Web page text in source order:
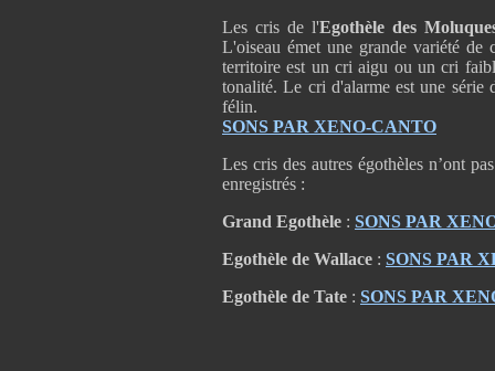
Les cris de l'Egothèle des
L'oiseau émet une grande variété
territoire est un cri aigu ou un cri
tonalité. Le cri d'alarme est une série
félin.
SONS PAR XENO-CANTO
Les cris des autres égothèles n’ont
enregistrés :
Grand Egothèle : SONS PAR
Egothèle de Wallace : SONS PAR
Egothèle de Tate : SONS PAR